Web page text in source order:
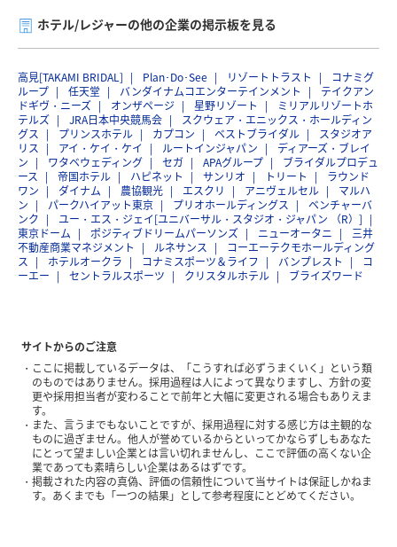
ホテル/レジャーの他の企業の掲示板を見る
高見[TAKAMI BRIDAL] Plan･Do･See リゾートトラスト
コナミグ
ループ
任天堂 バンダイナムコエンターテインメント
テイクアン
ドギヴ・ニーズ
オンザページ 星野リゾート
ミリアルリゾートホ
テルズ
JRA日本中央競馬会
スクウェア・エニックス・ホールディン
グス
プリンスホテル カプコン ベストブライダル
スタジオア
リス
アイ・ケイ・ケイ ルートインジャパン
ディアーズ・ブレイ
ン
ワタベウェディング セガ APAグループ
ブライダルプロデュ
ース
帝国ホテル ハピネット サンリオ トリート
ラウンド
ワン
ダイナム 農協観光 エスクリ アニヴェルセル
マルハ
ン
パークハイアット東京 プリオホールディングス
ベンチャーバ
ンク
ユー・エス・ジェイ[ユニバーサル・スタジオ・ジャパン （R）]
東京ドーム
ポジティブドリームパーソンズ ニューオータニ
三井
不動産商業マネジメント
ルネサンス
コーエーテクモホールディング
ス
ホテルオークラ コナミスポーツ＆ライフ バンプレスト
コ
ーエー
セントラルスポーツ クリスタルホテル ブライズワード
サイトからのご注意
ここに掲載しているデータは、「こうすれば必ずうまくいく」という類
のものではありません。採用過程は人によって異なりますし、方針の変
更や採用担当者が変わることで前年と大幅に変更される場合もありえま
す。
また、言うまでもないことですが、採用過程に対する感じ方は主観的な
ものに過ぎません。他人が誉めているからといってかならずしもあなた
にとって望ましい企業とは言い切れませんし、ここで評価の高くない企
業であっても素晴らしい企業はあるはずです。
掲載された内容の真偽、評価の信頼性について当サイトは保証しかねま
す。あくまでも「一つの結果」として参考程度にとどめてください。